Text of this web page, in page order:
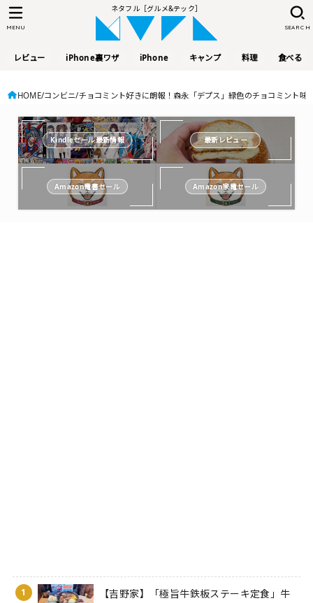
ネタフル［グルメ&テック］
レビュー iPhone裏ワザ iPhone キャンプ 料理 食べる
SEARCH
MENU
HOME コンビニ チョコミント好きに朗報！森永「デプス」緑色のチョコミント
Kindleセール最新情報 最新レビュー
Amazon電書セール Amazon家電セール
1
【吉野家】「極旨牛鉄板ステーキ定食」牛